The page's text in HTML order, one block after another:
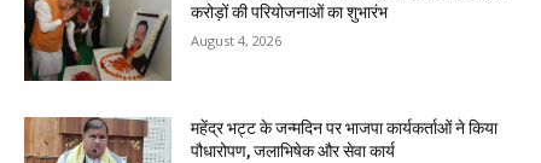
करोड़ों की परियोजनाओं का शुभारंभ
August 4, 2026
महेंद्र भट्ट के जन्मदिन पर भाजपा कार्यकर्ताओं ने किया
पौधारोपण, जलाभिषेक और सेवा कार्य